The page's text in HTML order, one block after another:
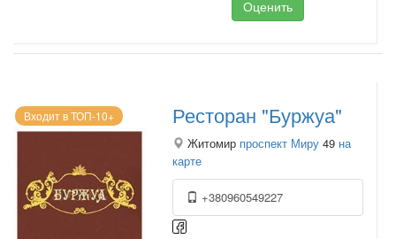
Оценить
Входит в ТОП-10+ Ресторан "Буржуа"
Житомир проспект Миру 49 на
карте
+380960549227